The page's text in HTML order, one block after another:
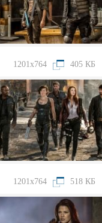
1201x764 405 КБ
1201x764 518 КБ